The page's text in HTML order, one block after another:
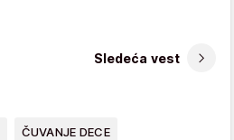
Sledeća vest
ČUVANJE DECE